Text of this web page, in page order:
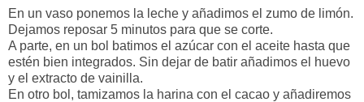
En un vaso ponemos la leche y añadimos el zumo de limón.
Dejamos reposar 5 minutos para que se corte.
A parte, en un bol batimos el azúcar con el aceite hasta que
estén bien integrados. Sin dejar de batir añadimos el huevo
y el extracto de vainilla.
En otro bol, tamizamos la harina con el cacao y añadiremos